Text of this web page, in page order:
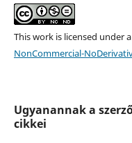
This work is licensed under a
NonCommercial-
Ugyanannak a
cikkei